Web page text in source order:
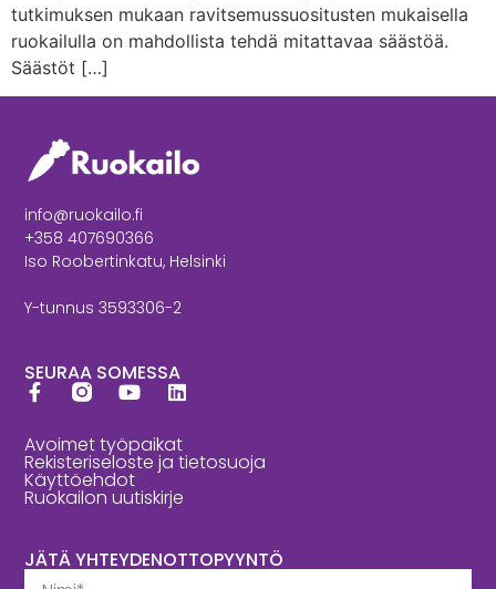
tutkimuksen mukaan ravitsemussuositusten mukaisella
ruokailulla on mahdollista tehdä mitattavaa säästöä.
Säästöt […]
info@ruokailo.fi
+358 407690366
Iso Roobertinkatu, Helsinki
Y-tunnus 3593306-2
SEURAA SOMESSA
Avoimet työpaikat
Rekisteriseloste ja tietosuoja
Käyttöehdot
Ruokailon uutiskirje
JÄTÄ YHTEYDENOTTOPYYNTÖ